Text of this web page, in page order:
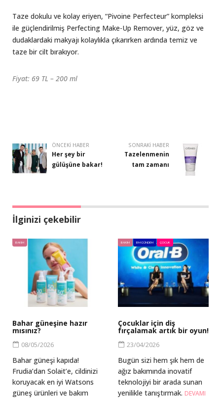
Taze dokulu ve kolay eriyen, “Pivoine Perfecteur” kompleksi
ile güçlendirilmiş Perfecting Make-Up Remover, yüz, göz ve
dudaklardaki makyajı kolaylıkla çıkarırken ardında temiz ve
taze bir cilt bırakıyor.
Fiyat: 69 TL – 200 ml
ÖNCEKI HABER
Her şey bir
gülüşüne bakar!
SONRAKI HABER
Tazelenmenin
tam zamanı
İlginizi çekebilir
BAKIM
Bahar güneşine hazır
mısınız?
08/05/2026
Bahar güneşi kapıda!
Frudia’dan Solait’e, cildinizi
koruyacak en iyi Watsons
güneş ürünleri ve bakım
BAKIM BM GÜNDEM ÇOCUK
Çocuklar için diş
fırçalamak artık bir oyun!
23/04/2026
Bugün sizi hem şık hem de
ağız bakımında inovatif
teknolojiyi bir arada sunan
yenilikle tanıştırmak. DEVAMI